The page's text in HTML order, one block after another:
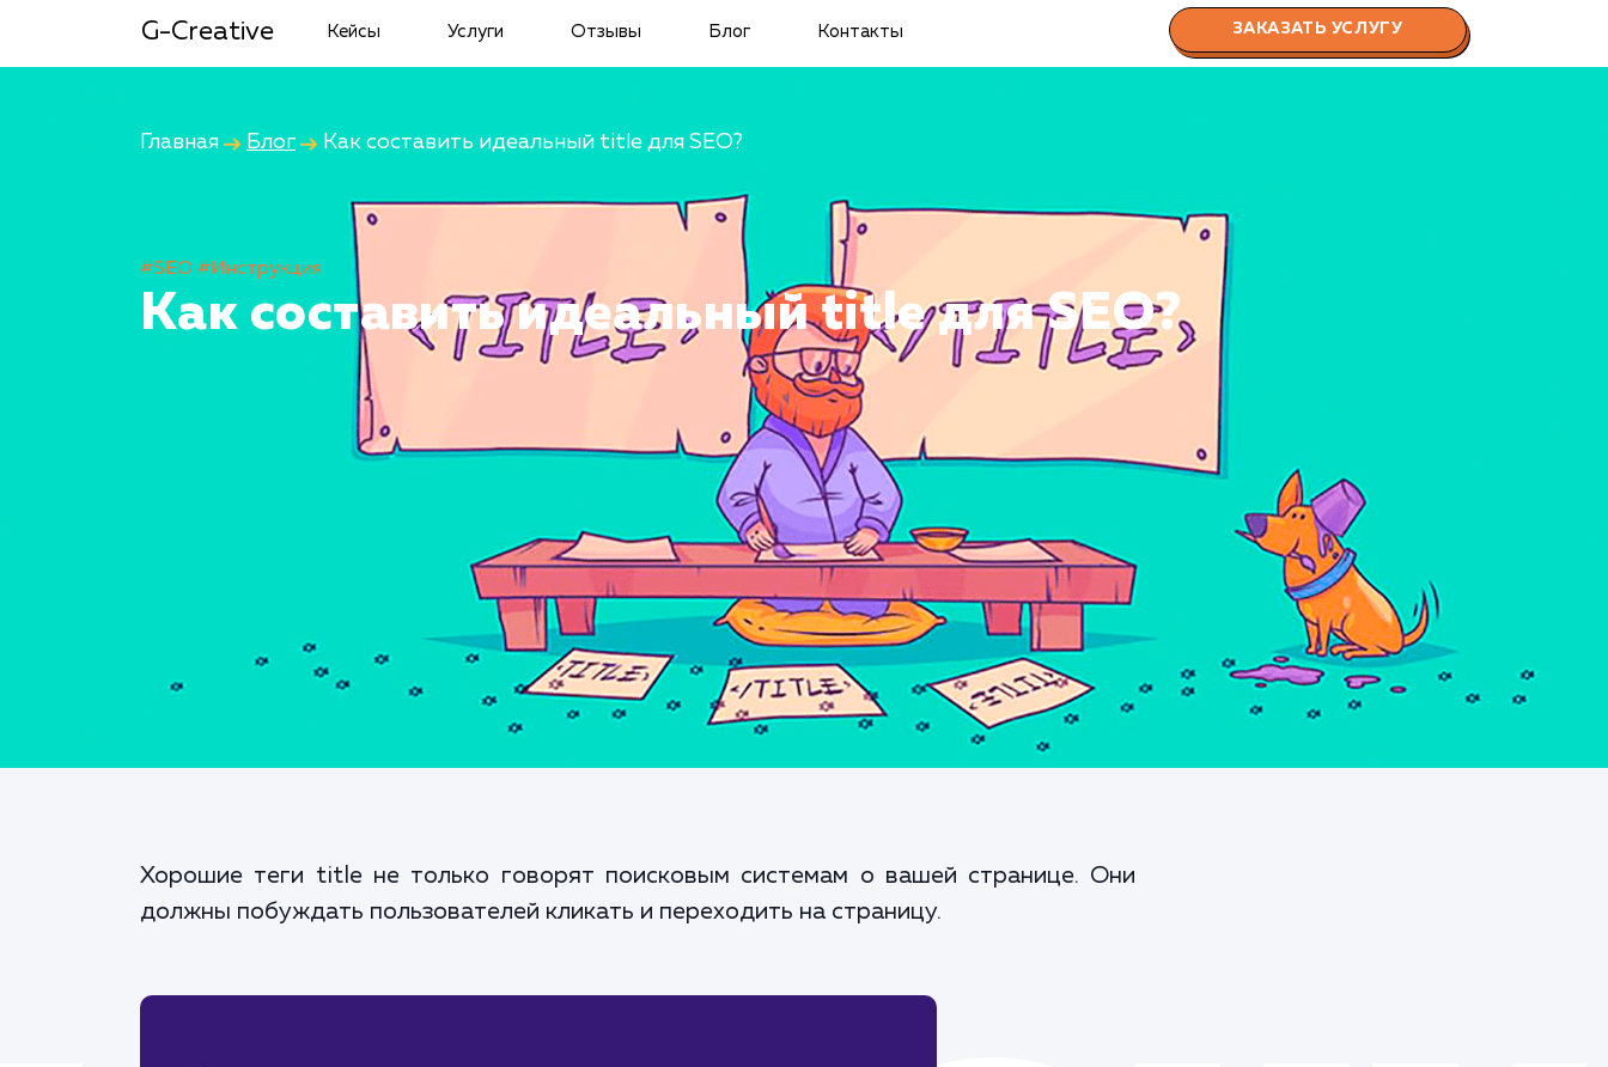
G-Creative Кейсы Услуги Отзывы Блог Контакты ЗАКАЗАТЬ УСЛУГУ
Главная Блог Как составить идеальный title для SEO?
#SEO #Инструкция
Как составить идеальный title для SEO?
Хорошие теги title не только говорят поисковым системам о вашей странице. Они
должны побуждать пользователей кликать и переходить на страницу.